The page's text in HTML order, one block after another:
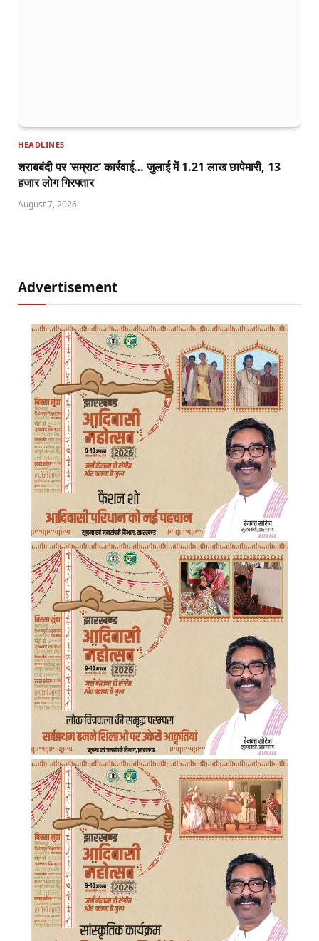
HEADLINES
शराबबंदी पर ‘सम्राट’ कार्रवाई… जुलाई में 1.21 लाख छापेमारी, 13
हजार लोग गिरफ्तार
August 7, 2026
Advertisement